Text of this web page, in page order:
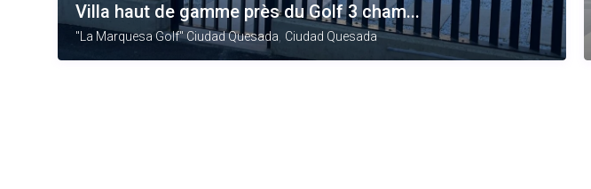
Villa haut de gamme près du Golf 3 cham...
"La Marquesa Golf" Ciudad Quesada, Ciudad Quesada